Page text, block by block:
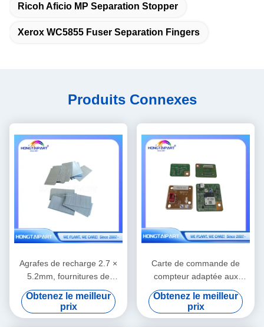
Ricoh Aficio MP Separation Stopper
Xerox WC5855 Fuser Separation Fingers
Produits Connexes
Agrafes de recharge 2.7 ×
5.2mm, fournitures de
remplacement pour reliure
de finition Riso compatibles
S-9454
Obtenez le meilleur
prix
Carte de commande de
compteur adaptée aux
pièces de rechange du
copieur Canon IR ADV 6555
Obtenez le meilleur
prix